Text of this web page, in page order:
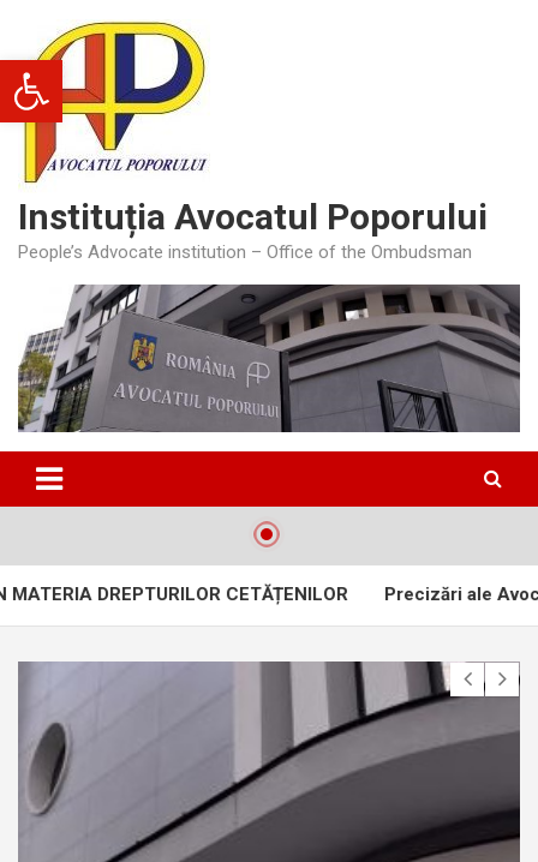
Deschide bara de unelte
content
Instituția Avocatul Poporului
People’s Advocate institution – Office of the Ombudsman
DREPTURILOR CETĂȚENILOR Precizări ale Avocatului